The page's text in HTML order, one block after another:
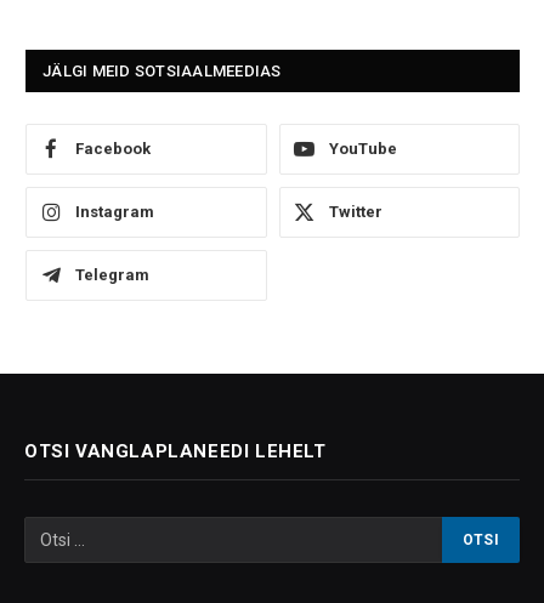
JÄLGI MEID SOTSIAALMEEDIAS
Facebook YouTube
Instagram Twitter
Telegram
OTSI VANGLAPLANEEDI LEHELT